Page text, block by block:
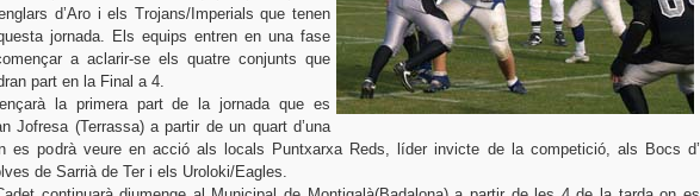
d’Aro i els Trojans/Imperials que tenen
jornada. Els equips entren en una fase
a aclarir-se els quatre conjunts que
part en la Final a 4.
la primera part de la jornada que es
Jofresa (Terrassa) a partir de un quart d’una
es podrà veure en acció als locals Puntxarxa Reds, líder invicte de la competició, als Bocs d’
de Sarrià de Ter i els Uroloki/Eagles.